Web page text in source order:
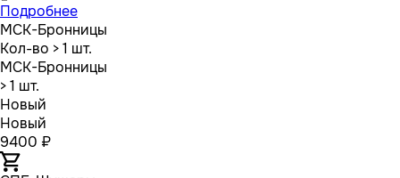
Подробнее
МСК-Бронницы
Кол-во > 1 шт.
МСК-Бронницы
> 1 шт.
Новый
Новый
9400 ₽